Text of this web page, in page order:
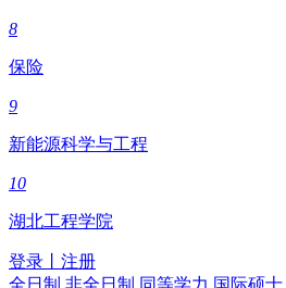
8
保险
9
新能源科学与工程
10
湖北工程学院
登录
注册
全日制 非全日制 同等学力 国际硕士